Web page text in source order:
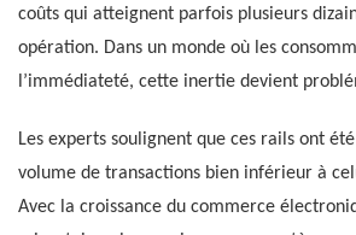
coûts qui atteignent parfois plusieurs
opération. Dans un monde où les
l’immédiateté, cette inertie devient
Les experts soulignent que ces rails ont
volume de transactions bien inférieur à
Avec la croissance du commerce